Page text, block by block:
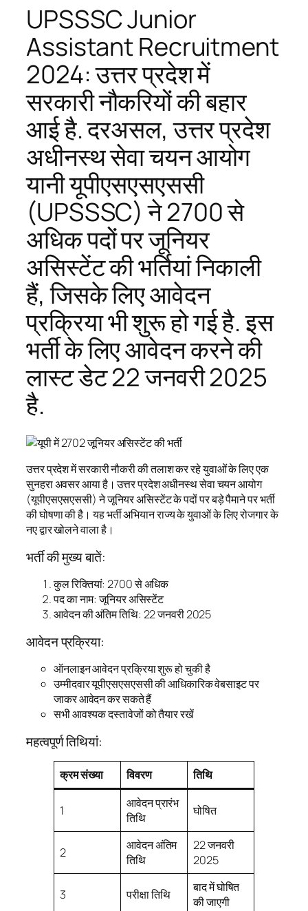
UPSSSC Junior
Assistant Recruitment
2024: उत्तर प्रदेश में
सरकारी नौकरियों की बहार
आई है. दरअसल, उत्तर प्रदेश
अधीनस्थ सेवा चयन आयोग
यानी यूपीएसएसएससी
(UPSSSC) ने 2700 से
अधिक पदों पर जूनियर
असिस्टेंट की भर्तियां निकाली
हैं, जिसके लिए आवेदन
प्रक्रिया भी शुरू हो गई है. इस
भर्ती के लिए आवेदन करने की
लास्ट डेट 22 जनवरी 2025
है.
उत्तर प्रदेश में सरकारी नौकरी की तलाश कर रहे युवाओं के लिए एक
सुनहरा अवसर आया है। उत्तर प्रदेश अधीनस्थ सेवा चयन आयोग
(यूपीएसएसएससी) ने जूनियर असिस्टेंट के पदों पर बड़े पैमाने पर भर्ती
की घोषणा की है। यह भर्ती अभियान राज्य के युवाओं के लिए रोजगार के
नए द्वार खोलने वाला है।
भर्ती की मुख्य बातें:
कुल रिक्तियां: 2700 से अधिक
पद का नाम: जूनियर असिस्टेंट
आवेदन की अंतिम तिथि: 22 जनवरी 2025
आवेदन प्रक्रिया:
ऑनलाइन आवेदन प्रक्रिया शुरू हो चुकी है
उम्मीदवार यूपीएसएसएससी की आधिकारिक वेबसाइट पर
जाकर आवेदन कर सकते हैं
सभी आवश्यक दस्तावेजों को तैयार रखें
महत्वपूर्ण तिथियां:
क्रम संख्या विवरण तिथि
1
आवेदन प्रारंभ
तिथि
घोषित
2
आवेदन अंतिम
तिथि
22 जनवरी
2025
3 परीक्षा तिथि
बाद में घोषित
की जाएगी